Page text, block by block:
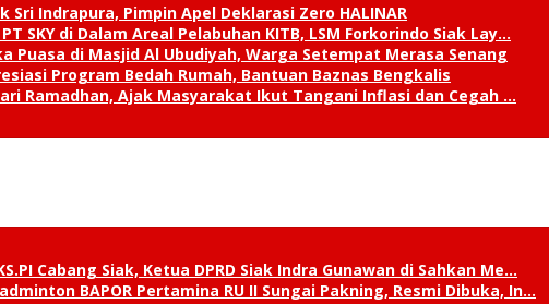
Sri Indrapura, Pimpin Apel Deklarasi Zero HALINAR
SKY di Dalam Areal Pelabuhan KITB, LSM Forkorindo Siak Lay…
Puasa di Masjid Al Ubudiyah, Warga Setempat Merasa Senang
Program Bedah Rumah, Bantuan Baznas Bengkalis
Ramadhan, Ajak Masyarakat Ikut Tangani Inflasi dan Cegah …
Cabang Siak, Ketua DPRD Siak Indra Gunawan di Sahkan Me…
BAPOR Pertamina RU II Sungai Pakning, Resmi Dibuka, In…